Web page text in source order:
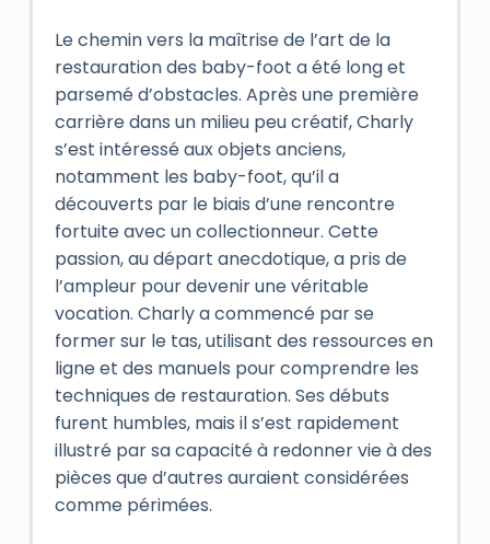
Le chemin vers la maîtrise de l’art de la
restauration des baby-foot a été long et
parsemé d’obstacles. Après une première
carrière dans un milieu peu créatif, Charly
s’est intéressé aux objets anciens,
notamment les baby-foot, qu’il a
découverts par le biais d’une rencontre
fortuite avec un collectionneur. Cette
passion, au départ anecdotique, a pris de
l’ampleur pour devenir une véritable
vocation. Charly a commencé par se
former sur le tas, utilisant des ressources en
ligne et des manuels pour comprendre les
techniques de restauration. Ses débuts
furent humbles, mais il s’est rapidement
illustré par sa capacité à redonner vie à des
pièces que d’autres auraient considérées
comme périmées.